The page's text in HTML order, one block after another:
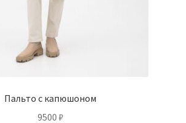
Пальто с капюшоном
9500 ₽